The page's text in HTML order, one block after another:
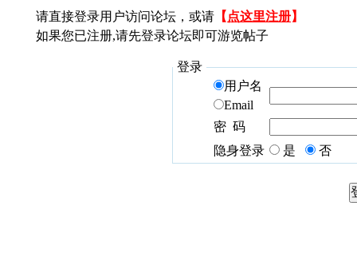
请直接登录用户访问论坛，或请 【 点这里注册】
如果您已注册,请先登录论坛即可游览帖子
登录
用户名
Email
密 码
隐身登录
是 否